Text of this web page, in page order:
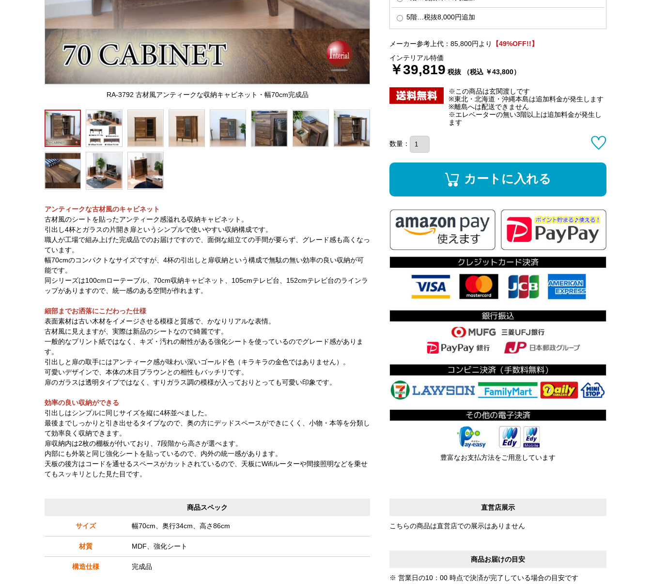
RA-3792 古材風アンティークな収納キャビネット・幅70cm完成品
アンティークな古材風のキャビネット
古材風のシートを貼ったアンティーク感溢れる収納キャビネット。
引出し4杯とガラスの片開き扉というシンプルで使いやすい収納構成です。
職人が工場で組み上げた完成品でのお届けですので、面倒な組立ての手間が要らず、グレード感も高くなっ
ています。
幅70cmのコンパクトなサイズですが、4杯の引出しと扉収納という構成で無駄の無い効率の良い収納が可
能です。
同シリーズは100cmローテーブル、70cm収納キャビネット、105cmテレビ台、152cmテレビ台のラインラ
ップがありますので、統一感のある空間が作れます。
細部までお洒落にこだわった仕様
表面素材は古い木材をイメージさせる模様と質感で、かなりリアルな表情。
古材風に見えますが、実際は新品のシートなので綺麗です。
一般的なプリント紙ではなく、キズ・汚れの耐性がある強化シートを使っているのでグレード感がありま
す。
引出しと扉の取手にはアンティーク感が味わい深いゴールド色（キラキラの金色ではありません）。
可愛いデザインで、本体の木目ブラウンとの相性もバッチリです。
扉のガラスは透明タイプではなく、すりガラス調の模様が入っておりとっても可愛い印象です。
効率の良い収納ができる
引出しはシンプルに同じサイズを縦に4杯並べました。
最後までしっかりと引き出せるタイプなので、奥の方にデッドスペースができにくく、小物・本等を分類し
て効率良く収納できます。
扉収納内は2枚の棚板が付いており、7段階から高さが選べます。
内部にも外装と同じ強化シートを貼っているので、内外の統一感があります。
天板の後方はコードを通せるスペースがカットされているので、天板にWifiルーターや間接照明などを乗せ
てもスッキリとした見た目です。
5階…税抜8,000円追加
メーカー参考上代：85,800円より
【49%OFF!!】
インテリアル特価
￥39,819 税抜 （税込 ￥43,800）
※この商品は玄関渡しです
※東北・北海道・沖縄本島は追加料金が発生します
※離島へは配送できません
※エレベーターの無い3階以上は追加料金が発生し
ます
数量：
カートに入れる
豊富なお支払方法をご用意しています
直営店展示
こちらの商品は直営店での展示はありません
商品お届けの目安
※ 営業日の10：00 時点で決済が完了している場合の目安です
商品スペック
サイズ 幅70cm、奥行34cm、高さ86cm
材質 MDF、強化シート
構造仕様 完成品